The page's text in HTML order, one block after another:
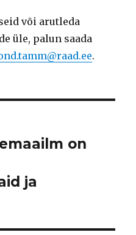
või arutleda
üle, palun saada
.
on
ja